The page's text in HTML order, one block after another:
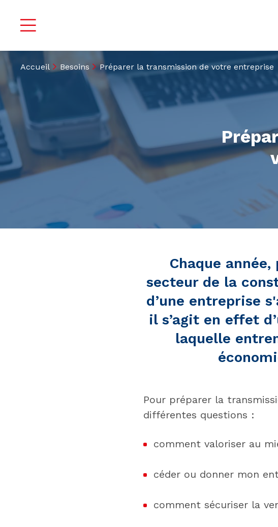
Accueil Besoins Préparer la transmission de votre entreprise
Chaque
secteur de la
d’une entreprise
il s’agit en effet
laquelle
Pour préparer la
différentes questions :
comment valoriser au
céder ou donner mon
comment sécuriser la